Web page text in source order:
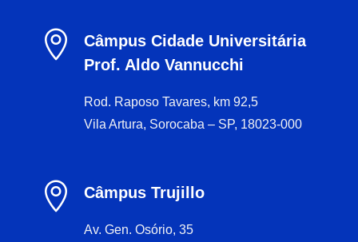

Câmpus Cidade Universitária
Prof. Aldo Vannucchi
Rod. Raposo Tavares, km 92,5
Vila Artura, Sorocaba – SP, 18023-000
 Câmpus Trujillo
Av. Gen. Osório, 35